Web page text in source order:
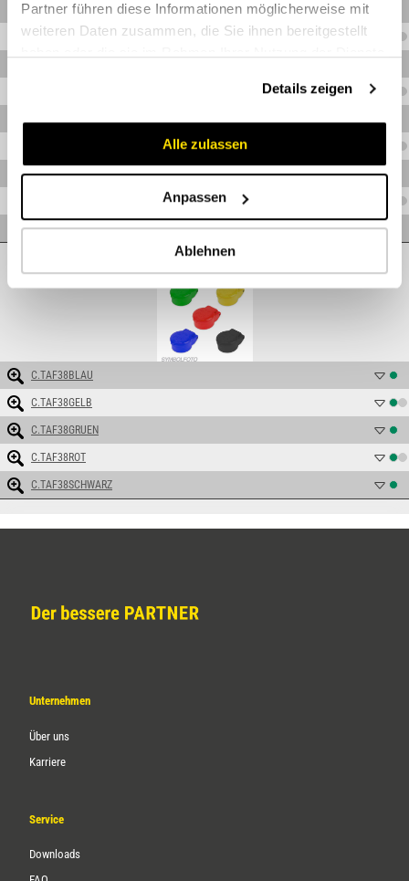
Partner führen diese Informationen möglicherweise mit
weiteren Daten zusammen, die Sie ihnen bereitgestellt
Details zeigen
Alle zulassen
Anpassen
Ablehnen
C.TM2FI12S
C.TM2FI14
C.TM2FI58
C.TM2FN38S
TAF38
C.TAF38BLAU
C.TAF38GELB
C.TAF38GRUEN
C.TAF38ROT
C.TAF38SCHWARZ
Unternehmen
Über uns
Karriere
Service
Downloads